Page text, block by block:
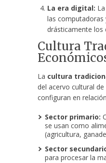
La era digital:
las computadoras
drásticamente los
Cultura
La cultura
del acervo cultural
configuran en
Sector primario:
se usan como
(agricultura,
Sector
para procesar la